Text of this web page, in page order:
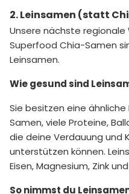
2. Leinsamen (statt
Unsere nächste
Superfood Chia-Samen
Leinsamen.
Wie gesund sind
Sie besitzen eine
Samen, viele Proteine,
die deine Verdauung und
unterstützen können.
Eisen, Magnesium, Zink
So nimmst du